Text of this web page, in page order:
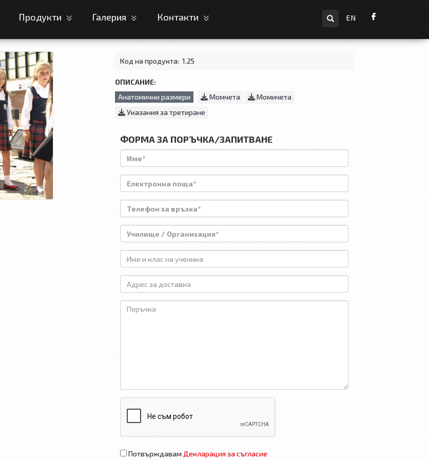
Продукти Галерия Контакти
EN
Код на продукта: 1.25
ОПИСАНИЕ:
Анатомични размери
Момчета
Момичета
Указания за третиране
ФОРМА ЗА ПОРЪЧКА/ЗАПИТВАНЕ
Потвърждавам Декларация за съгласие